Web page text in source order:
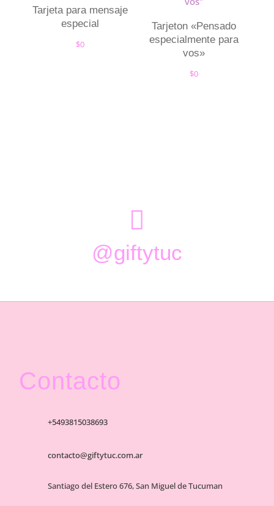
Tarjeta para mensaje
especial
$0
Tarjeton «Pensado
especialmente para
vos»
$0

@giftytuc
Contacto
+5493815038693
contacto@giftytuc.com.ar
Santiago del Estero 676, San Miguel de Tucuman